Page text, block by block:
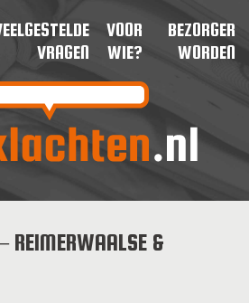
VRAGEN
VOOR
WIE?
BEZORGER
WORDEN
REIMERWAALSE &